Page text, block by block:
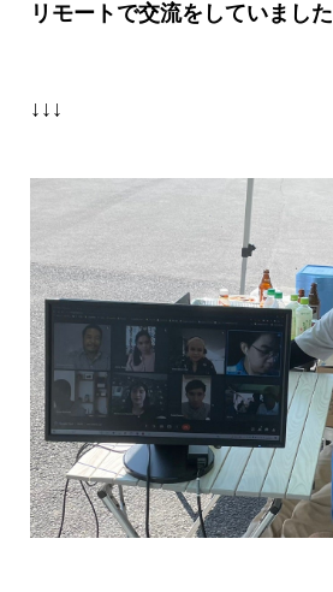
リモートで交流をしていました
↓↓↓